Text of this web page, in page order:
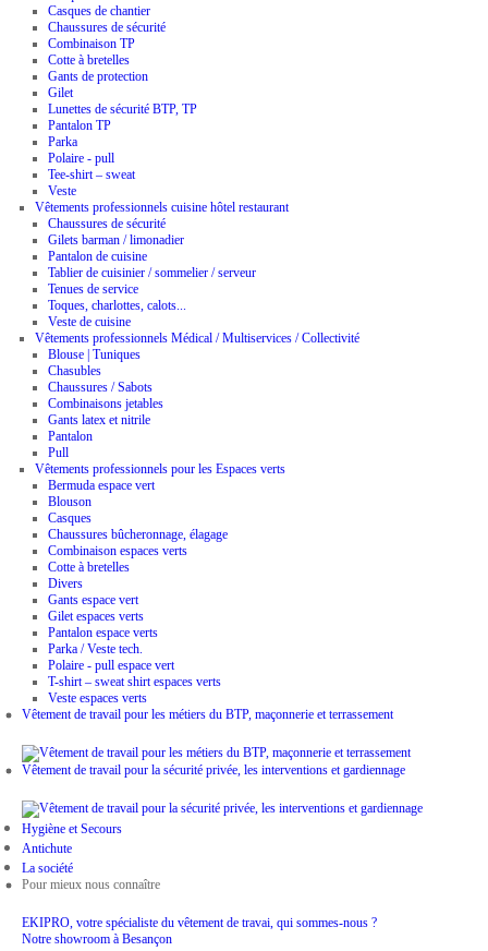
Casques de chantier
Chaussures de sécurité
Combinaison TP
Cotte à bretelles
Gants de protection
Gilet
Lunettes de sécurité BTP, TP
Pantalon TP
Parka
Polaire - pull
Tee-shirt – sweat
Veste
Vêtements professionnels cuisine hôtel restaurant
Chaussures de sécurité
Gilets barman / limonadier
Pantalon de cuisine
Tablier de cuisinier / sommelier / serveur
Tenues de service
Toques, charlottes, calots...
Veste de cuisine
Vêtements professionnels Médical / Multiservices / Collectivité
Blouse | Tuniques
Chasubles
Chaussures / Sabots
Combinaisons jetables
Gants latex et nitrile
Pantalon
Pull
Vêtements professionnels pour les Espaces verts
Bermuda espace vert
Blouson
Casques
Chaussures bûcheronnage, élagage
Combinaison espaces verts
Cotte à bretelles
Divers
Gants espace vert
Gilet espaces verts
Pantalon espace verts
Parka / Veste tech.
Polaire - pull espace vert
T-shirt – sweat shirt espaces verts
Veste espaces verts
Vêtement de travail pour les métiers du BTP, maçonnerie et terrassement
Vêtement de travail pour la sécurité privée, les interventions et gardiennage
Hygiène et Secours
Antichute
La société
Pour mieux nous connaître
EKIPRO, votre spécialiste du vêtement de travai, qui sommes-nous ?
Notre showroom à Besançon